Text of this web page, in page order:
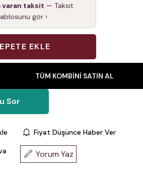
varan taksit — Taksit
gör ›
TÜM KOMBINI SATIN AL
Sor
Fiyat Düşünce Haber Ver
Yorum Yaz